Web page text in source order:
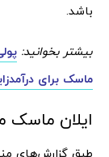
باشد.
بیشتر بخوانید:
ماسک برای
ایلان ماسک